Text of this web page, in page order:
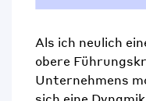
Als ich neulich
obere
Unternehmens